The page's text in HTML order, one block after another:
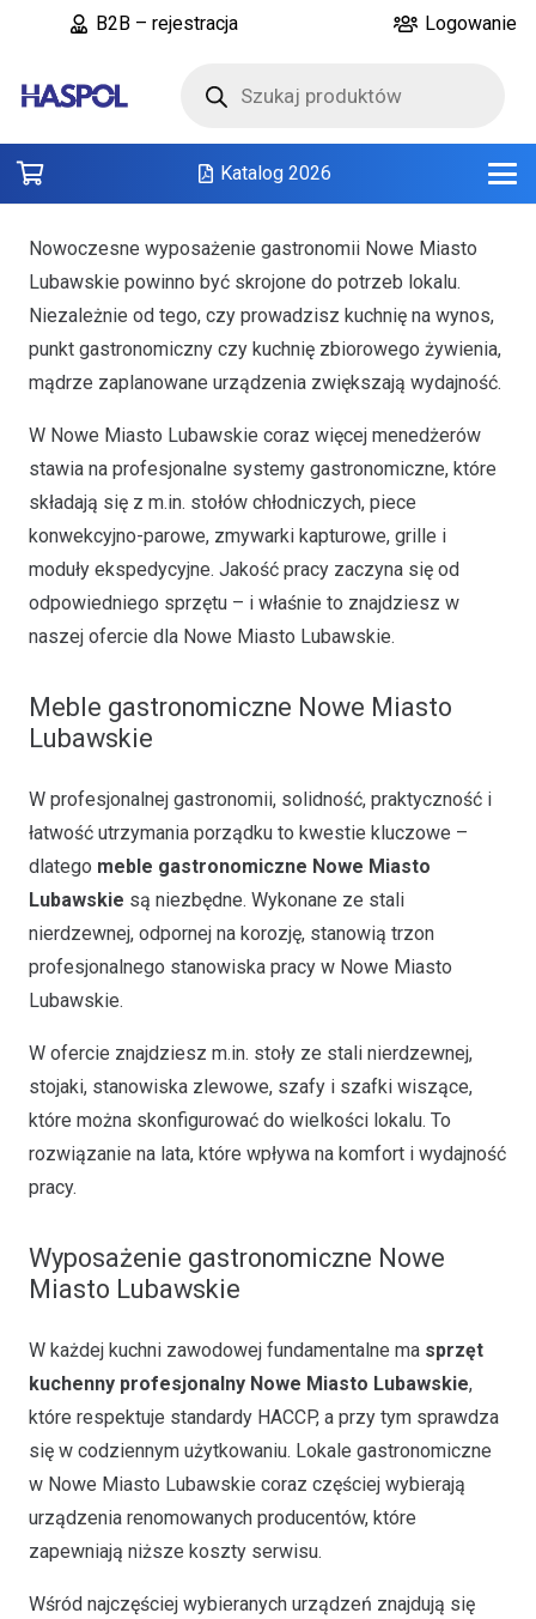
B2B – rejestracja Logowanie
produktów
Katalog 2026
Nowoczesne wyposażenie gastronomii Nowe Miasto
Lubawskie powinno być skrojone do potrzeb lokalu.
Niezależnie od tego, czy prowadzisz kuchnię na wynos,
punkt gastronomiczny czy kuchnię zbiorowego żywienia,
mądrze zaplanowane urządzenia zwiększają wydajność.
W Nowe Miasto Lubawskie coraz więcej menedżerów
stawia na profesjonalne systemy gastronomiczne, które
składają się z m.in. stołów chłodniczych, piece
konwekcyjno-parowe, zmywarki kapturowe, grille i
moduły ekspedycyjne. Jakość pracy zaczyna się od
odpowiedniego sprzętu – i właśnie to znajdziesz w
naszej ofercie dla Nowe Miasto Lubawskie.
Meble gastronomiczne Nowe Miasto
Lubawskie
W profesjonalnej gastronomii, solidność, praktyczność i
łatwość utrzymania porządku to kwestie kluczowe –
dlatego meble gastronomiczne Nowe Miasto
Lubawskie są niezbędne. Wykonane ze stali
nierdzewnej, odpornej na korozję, stanowią trzon
profesjonalnego stanowiska pracy w Nowe Miasto
Lubawskie.
W ofercie znajdziesz m.in. stoły ze stali nierdzewnej,
stojaki, stanowiska zlewowe, szafy i szafki wiszące,
które można skonfigurować do wielkości lokalu. To
rozwiązanie na lata, które wpływa na komfort i wydajność
pracy.
Wyposażenie gastronomiczne Nowe
Miasto Lubawskie
W każdej kuchni zawodowej fundamentalne ma sprzęt
kuchenny profesjonalny Nowe Miasto Lubawskie,
które respektuje standardy HACCP, a przy tym sprawdza
się w codziennym użytkowaniu. Lokale gastronomiczne
w Nowe Miasto Lubawskie coraz częściej wybierają
urządzenia renomowanych producentów, które
zapewniają niższe koszty serwisu.
Wśród najczęściej wybieranych urządzeń znajdują się